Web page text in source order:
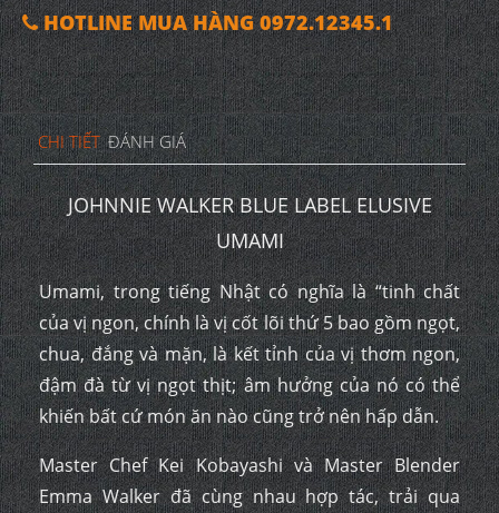
HOTLINE MUA HÀNG 0972.12345.1
CHI TIẾT ĐÁNH GIÁ
JOHNNIE WALKER BLUE LABEL ELUSIVE
UMAMI
Umami, trong tiếng Nhật có nghĩa là “tinh chất
của vị ngon, chính là vị cốt lõi thứ 5 bao gồm ngọt,
chua, đắng và mặn, là kết tỉnh của vị thơm ngon,
đậm đà từ vị ngọt thịt; âm hưởng của nó có thể
khiến bất cứ món ăn nào cũng trở nên hấp dẫn.
Master Chef Kei Kobayashi và Master Blender
Emma Walker đã cùng nhau hợp tác, trải qua